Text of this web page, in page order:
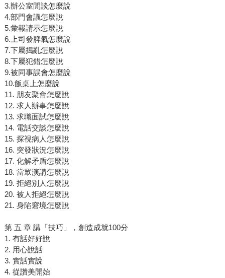
3.辦公室閒談怎麼說
4.部門會議怎麼說
5.彙報請示怎麼說
6.上司發脾氣怎麼說
7.下屬搗亂怎麼說
8.下屬犯錯怎麼說
9.被同事誤會怎麼說
10.飯桌上怎麼說
11. 朋友聚會怎麼說
12. 求人辦事怎麼說
13. 求職面試怎麼說
14. 電話交談怎麼說
15. 探視病人怎麼說
16. 突發狀況怎麼說
17. 化解矛盾怎麼說
18. 當眾演講怎麼說
19. 拒絕別人怎麼說
20. 被人拒絕怎麼說
21. 身陷窘境怎麼說
第 五 章 講「技巧」，創造成就100分
1. 有話好好說
2. 用心說話
3. 實話實說
4. 從讚美開始